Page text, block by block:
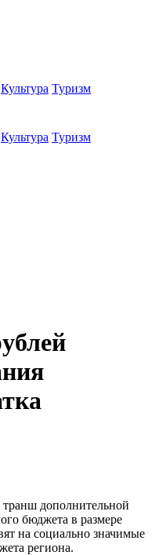
Культура Туризм
Культура Туризм
дополнительной
бюджета в размере
на социально значимые
региона.